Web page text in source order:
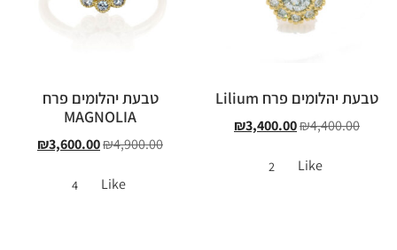
טבעת יהלומים פרח Lilium
₪4,400.00
₪3,400.00
Like
2
טבעת יהלומים פרח
MAGNOLIA
₪4,900.00
₪3,600.00
Like
4